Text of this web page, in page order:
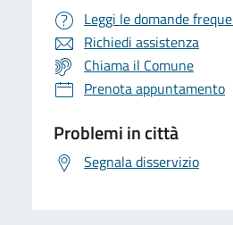
Leggi le domande
Richiedi assistenza
Chiama il Comune
Prenota appuntamento
Problemi in città
Segnala disservizio